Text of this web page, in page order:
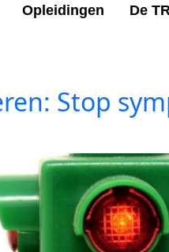
Opleidingen De
Stop